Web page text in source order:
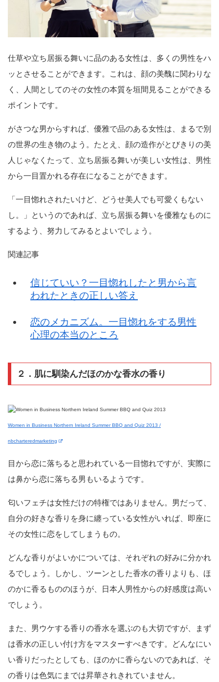
仕草や立ち居振る舞いに品のある女性は、多くの男性をハ
ッとさせることができます。これは、顔の美醜に関わりな
く、人間としてのその女性の本質を垣間見ることができる
ポイントです。
がさつな男からすれば、優雅で品のある女性は、まるで別
の世界の生き物のよう。たとえ、顔の造作がとびきりの美
人じゃなくたって、立ち居振る舞いが美しい女性は、男性
から一目置かれる存在になることができます。
「一目惚れされたいけど、どうせ美人でも可愛くもない
し。」というのであれば、立ち居振る舞いを優雅なものに
するよう、努力してみるとよいでしょう。
関連記事
信じていい？一目惚れしたと男から言
われたときの正しい答え
恋のメカニズム。一目惚れをする男性
心理の本当のところ
２．肌に馴染んだほのかな香水の香り
Women in Business Northern Ireland Summer BBQ and Quiz 2013 /
nbcharteredmarketing
目から恋に落ちると思われている一目惚れですが、実際に
は鼻から恋に落ちる男もいるようです。
匂いフェチは女性だけの特権ではありません。男だって、
自分の好きな香りを身に纏っている女性がいれば、即座に
その女性に恋をしてしまうもの。
どんな香りがよいかについては、それぞれの好みに分かれ
るでしょう。しかし、ツーンとした香水の香りよりも、ほ
のかに香るもののほうが、日本人男性からの好感度は高い
でしょう。
また、男ウケする香りの香水を選ぶのも大切ですが、まず
は香水の正しい付け方をマスターすべきです。どんなにい
い香りだったとしても、ほのかに香らないのであれば、そ
の香りは色気にまでは昇華されきれていません。